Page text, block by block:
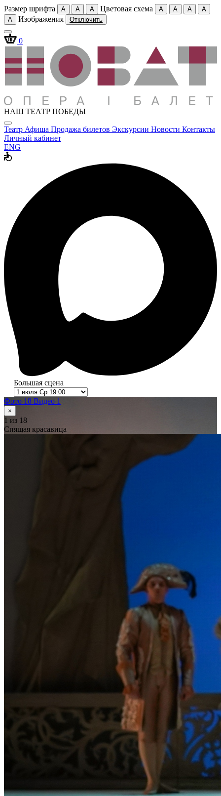
Размер шрифта A A A Цветовая схема A A A
A
A
Изображения Отключить
0
НАШ ТЕАТР ПОБЕДЫ
Театр Афиша Продажа билетов Экскурсии Новости Контакты
Личный кабинет
ENG
Большая сцена
Фото 18 Видео 1
×
1 из 18
Спящая красавица